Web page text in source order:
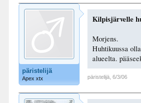
päristelijä
Apex xtx
Kilpisjärvelle
Morjens.
Huhtikuussa
alueelta.
päristelijä 6/3/06